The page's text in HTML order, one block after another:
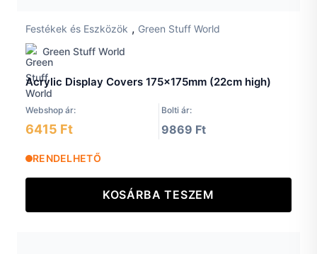
Festékek és Eszközök , Green Stuff World
Green Stuff World
Acrylic Display Covers 175x175mm (22cm high)
Webshop ár: Bolti ár:
6415 Ft 9869 Ft
RENDELHETŐ
KOSÁRBA TESZEM